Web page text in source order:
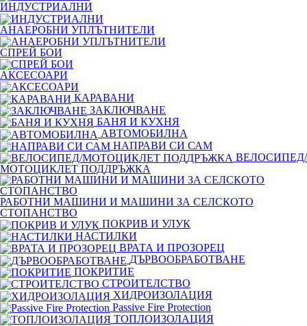
ИНДУСТРИАЛНИ
АНАЕРОБНИ УПЛЪТНИТЕЛИ
СПРЕЙ БОИ
АКСЕСОАРИ
КАРАВАНИ
ЗАКЛЮЧВАНЕ
БАНЯ И КУХНЯ
АВТОМОБИЛНА
НАПРАВИ СИ САМ
ВЕЛОСИПЕД/
МОТОЦИКЛЕТ ПОДДРЪЖКА
РАБОТНИ МАШИНИ И МАШИНИ ЗА СЕЛСКОТО
СТОПАНСТВО
ПОКРИВ И УЛУК
НАСТИЛКИ
ВРАТА И ПРОЗОРЕЦ
ДЪРВООБРАБОТВАНЕ
ПОКРИТИЕ
СТРОИТЕЛСТВО
ХИДРОИЗОЛАЦИЯ
Passive Fire Protection
ТОПЛОИЗОЛАЦИЯ